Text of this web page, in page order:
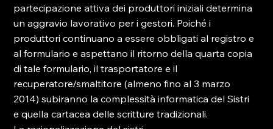
partecipazione attiva dei produttori iniziali determina
un aggravio lavorativo per i gestori. Poiché i
produttori continuano a essere obbligati al registro e
al formulario e aspettano il ritorno della quarta copia
di tale formulario, il trasportatore e il
recuperatore/smaltitore (almeno fino al 3 marzo
2014) subiranno la complessità informatica del Sistri
e quella cartacea delle scritture tradizionali.